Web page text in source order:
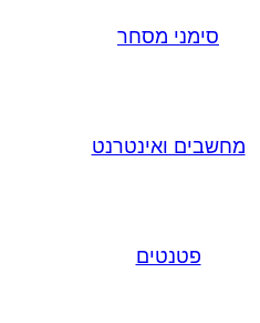
סימני מסחר
מחשבים ואינטרנט
פטנטים